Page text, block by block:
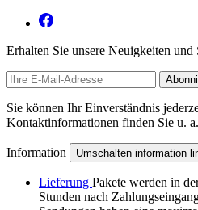
Erhalten Sie unsere Neuigkeiten und
Sie können Ihr Einverständnis
Kontaktinformationen finden Sie u.
Information Umschalten information
Lieferung Pakete werden in
Stunden nach